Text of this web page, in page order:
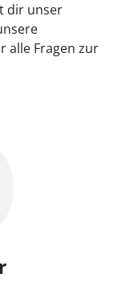
dir unser
alle Fragen zur